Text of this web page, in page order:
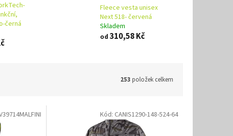
černá
Fleece vesta unisex
Next 518- červená
Skladem
od 310,58 Kč
253 položek celkem
Kód: CANIS1290-148-524-64